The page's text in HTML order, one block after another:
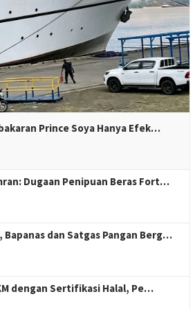
Prince Soya Hanya Efek…
Dugaan Penipuan Beras Fort…
Bapanas dan Satgas Pangan Berg…
dengan Sertifikasi Halal, Pe…